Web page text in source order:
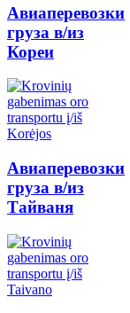
Авиаперевозки
груза в/из
Кореи
Авиаперевозки
груза в/из
Тайваня